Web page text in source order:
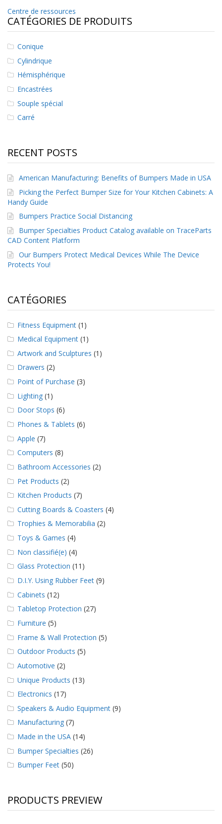
i
o
n
É
u
i
v
a
l
e
e
e
v
i
c
e
s
F
A
Q
l
o
g
u
C
m
m
u
n
q
u
z
a
v
e
n
o
s
Navigation
de
l’article
Centre de ressources
CATÉGORIES DE PRODUITS
Conique
Cylindrique
Hémisphérique
Encastrées
Souple spécial
Carré
RECENT POSTS
American Manufacturing: Benefits of Bumpers Made in USA
Picking the Perfect Bumper Size for Your Kitchen Cabinets: A
Handy Guide
Bumpers Practice Social Distancing
Bumper Specialties Product Catalog available on TraceParts
CAD Content Platform
Our Bumpers Protect Medical Devices While The Device
Protects You!
CATÉGORIES
Fitness Equipment (1)
Medical Equipment (1)
Artwork and Sculptures (1)
Drawers (2)
Point of Purchase (3)
Lighting (1)
Door Stops (6)
Phones & Tablets (6)
Apple (7)
Computers (8)
Bathroom Accessories (2)
Pet Products (2)
Kitchen Products (7)
Cutting Boards & Coasters (4)
Trophies & Memorabilia (2)
Toys & Games (4)
Non classifié(e) (4)
Glass Protection (11)
D.I.Y. Using Rubber Feet (9)
Cabinets (12)
Tabletop Protection (27)
Furniture (5)
Frame & Wall Protection (5)
Outdoor Products (5)
Automotive (2)
Unique Products (13)
Electronics (17)
Speakers & Audio Equipment (9)
Manufacturing (7)
Made in the USA (14)
Bumper Specialties (26)
Bumper Feet (50)
PRODUCTS PREVIEW